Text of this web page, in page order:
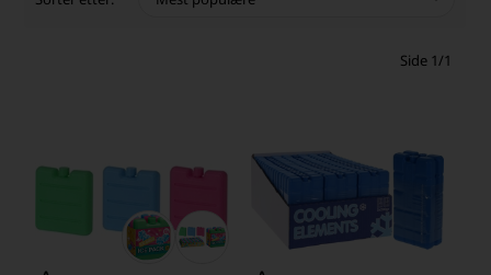
Side 1/1